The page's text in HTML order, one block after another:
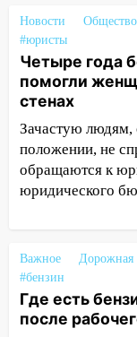
экстрим: в
большой
17:30 Где
августа
Ульяновске
сообщницу
16:12 Едва
больницей
16:06
больницу
Новости Общество
#юристы
Четыре года
помогли
стенах
Зачастую людям,
положении, не
обращаются к
юридического
Важное Дорожная
#бензин
Где есть
после